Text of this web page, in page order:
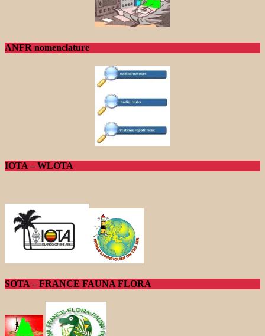
ANFR nomenclature
IOTA – WLOTA
SOTA – FRANCE FAUNA FLORA